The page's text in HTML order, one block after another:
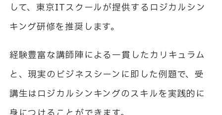
して、東京ITスクールが提供するロジカルシン
キング研修を推奨します。
経験豊富な講師陣による一貫したカリキュラム
と、現実のビジネスシーンに即した例題で、受
講生はロジカルシンキングのスキルを実践的に